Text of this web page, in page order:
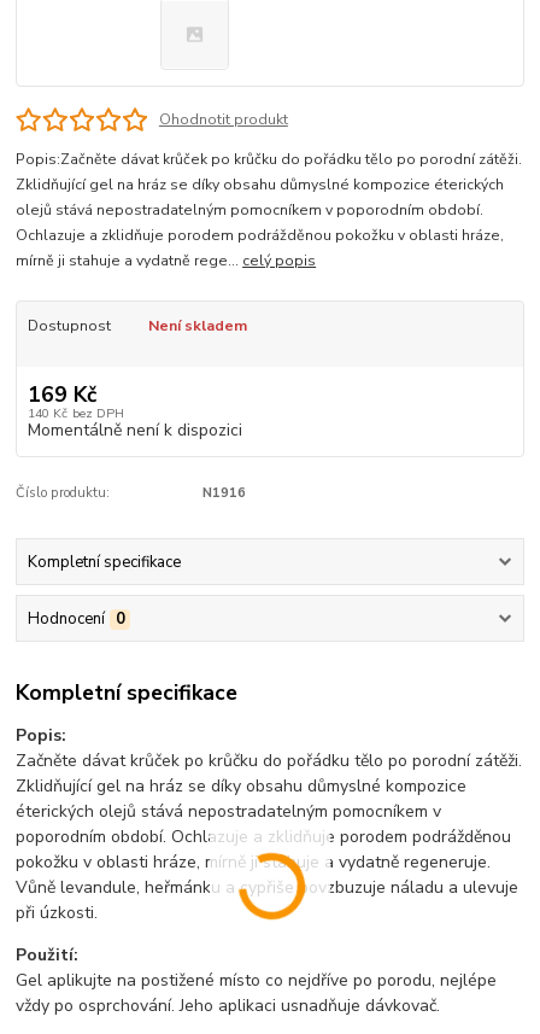
Ohodnotit produkt
Popis:Začněte dávat krůček po krůčku do pořádku tělo po porodní zátěži.
Zklidňující gel na hráz se díky obsahu důmyslné kompozice éterických
olejů stává nepostradatelným pomocníkem v poporodním období.
Ochlazuje a zklidňuje porodem podrážděnou pokožku v oblasti hráze,
mírně ji stahuje a vydatně rege... celý popis
Dostupnost Není skladem
169 Kč
140 Kč bez DPH
Momentálně není k dispozici
Číslo produktu: N1916
Kompletní specifikace
Hodnocení 0
Kompletní specifikace
Popis:
Začněte dávat krůček po krůčku do pořádku tělo po porodní zátěži.
Zklidňující gel na hráz se díky obsahu důmyslné kompozice
éterických olejů stává nepostradatelným pomocníkem v
poporodním období. Ochlazuje a zklidňuje porodem podrážděnou
pokožku v oblasti hráze, mírně ji stahuje a vydatně regeneruje.
Vůně levandule, heřmánku a cypřiše povzbuzuje náladu a ulevuje
při úzkosti.
Použití:
Gel aplikujte na postižené místo co nejdříve po porodu, nejlépe
vždy po osprchování. Jeho aplikaci usnadňuje dávkovač.